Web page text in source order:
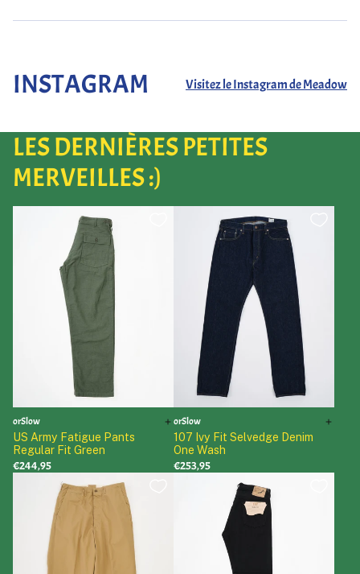
INSTAGRAM Visitez le Instagram de Meadow
LES DERNIÈRES PETITES
MERVEILLES :)
orSlow
US Army Fatigue Pants
Regular Fit Green
€244,95
orSlow
107 Ivy Fit Selvedge Denim
One Wash
€253,95